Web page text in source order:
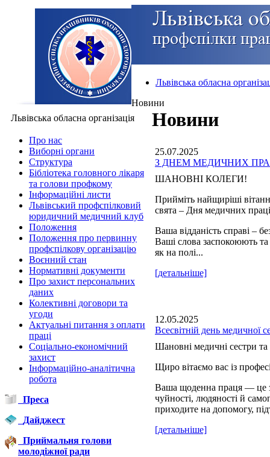
Львівська обласна
Новини
Львівська обласна організація
Про нас
Виборні органи
Структура
Бібліотека головного лікаря
та голови профкому
Інформаційні листи
Львівський профспілковий
юридичний медичний клуб
Положення
Положення про первинну
профспілкову організацію
Воєнний стан
Нормативні документи
Про захист персональних
даних
Колективні договори та
угоди
Актуальні питання з оплати
праці
Соціально-економічний
захист
Інформаційно-аналітична
робота
Преса
Дайджест
Приймальня голови
молодіжної ради
Новини
25.07.2025
З ДНЕМ МЕДИЧНИХ
ШАНОВНІ КОЛЕГИ!
Прийміть найщиріші
свята – Дня медичних
Ваша відданість справі –
Ваші слова заспокоюють
як на полі...
[детальніше]
12.05.2025
Всесвітній день медичної
Шановні медичні сестри та
Щиро вітаємо вас із
Ваша щоденна праця — це
чуйності, людяності й
приходите на допомогу,
[детальніше]